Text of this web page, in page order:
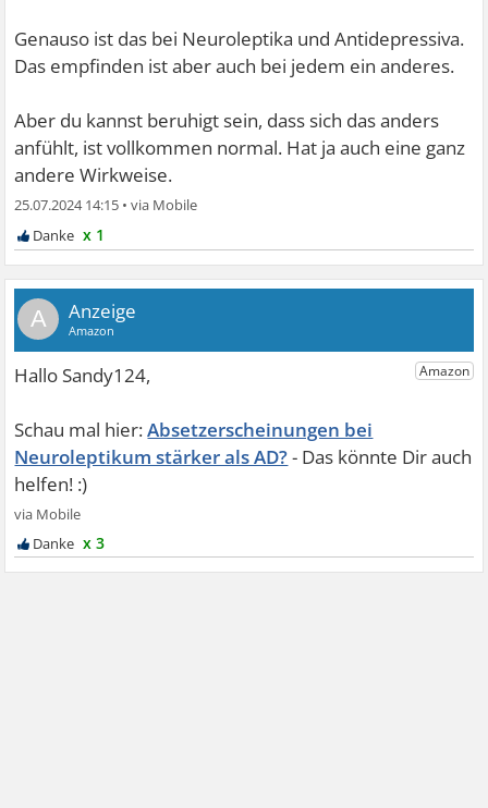
Genauso ist das bei Neuroleptika und Antidepressiva.
Das empfinden ist aber auch bei jedem ein anderes.
Aber du kannst beruhigt sein, dass sich das anders
anfühlt, ist vollkommen normal. Hat ja auch eine ganz
andere Wirkweise.
25.07.2024 14:15 •
x 1
A
Absetzerscheinungen bei
Neuroleptikum stärker als AD?
x 3